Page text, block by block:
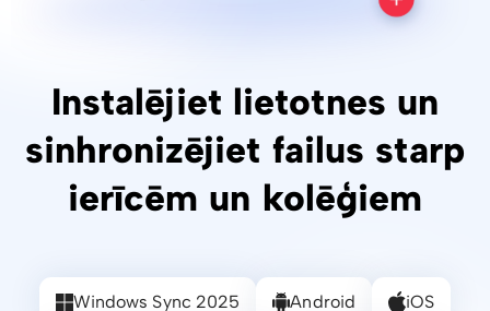
Instalējiet lietotnes un
sinhronizējiet failus starp
ierīcēm un kolēģiem
Windows Sync 2025 Android iOS